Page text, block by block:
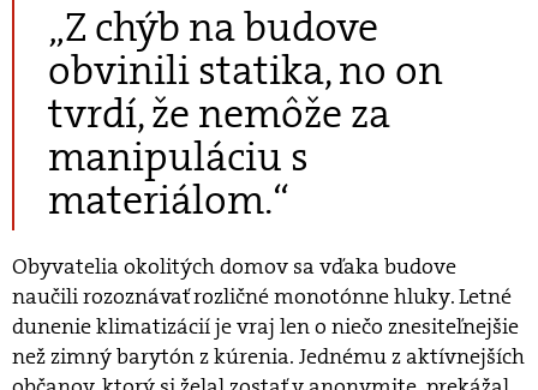
„Z chýb na budove
obvinili statika, no on
tvrdí, že nemôže za
manipuláciu s
materiálom.“
Obyvatelia okolitých domov sa vďaka budove
naučili rozoznávať rozličné monotónne hluky. Letné
dunenie klimatizácií je vraj len o niečo znesiteľnejšie
než zimný barytón z kúrenia. Jednému z aktívnejších